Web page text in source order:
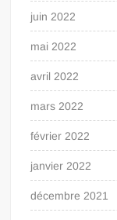
juin 2022
mai 2022
avril 2022
mars 2022
février 2022
janvier 2022
décembre 2021